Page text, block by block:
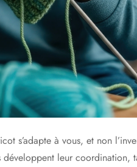
s’adapte à vous, et non
leur